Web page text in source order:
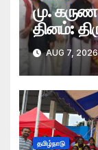
மு.
தினம்:
சார்பில்
AUG 7,
தமிழ்நாடு